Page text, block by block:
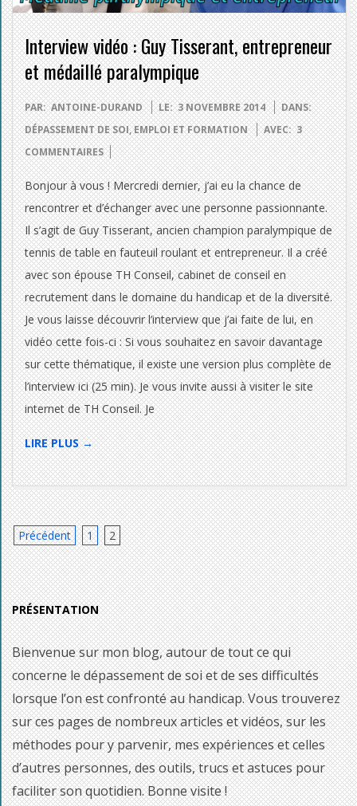
Interview vidéo : Guy Tisserant, entrepreneur
et médaillé paralympique
2014-
11-
03
PAR: ANTOINE-DURAND LE: 3 NOVEMBRE 2014
DANS:
DÉPASSEMENT DE SOI,EMPLOI ET FORMATION AVEC: 3
COMMENTAIRES
Bonjour à vous ! Mercredi dernier, j’ai eu la chance de
rencontrer et d’échanger avec une personne passionnante.
Il s’agit de Guy Tisserant, ancien champion paralympique de
tennis de table en fauteuil roulant et entrepreneur. Il a créé
avec son épouse TH Conseil, cabinet de conseil en
recrutement dans le domaine du handicap et de la diversité.
Je vous laisse découvrir l’interview que j’ai faite de lui, en
vidéo cette fois-ci : Si vous souhaitez en savoir davantage
sur cette thématique, il existe une version plus complète de
l’interview ici (25 min). Je vous invite aussi à visiter le site
internet de TH Conseil. Je
LIRE PLUS →
Pagination
des
publications
Précédent 1 2
PRÉSENTATION
Bienvenue sur mon blog, autour de tout ce qui
concerne le dépassement de soi et de ses difficultés
lorsque l’on est confronté au handicap. Vous trouverez
sur ces pages de nombreux articles et vidéos, sur les
méthodes pour y parvenir, mes expériences et celles
d’autres personnes, des outils, trucs et astuces pour
faciliter son quotidien. Bonne visite !